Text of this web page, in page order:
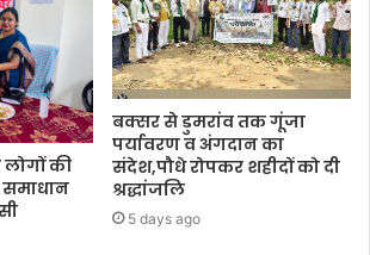
की
बक्सर से डुमरांव तक गूंजा
पर्यावरण व अंगदान का
संदेश,पौधे रोपकर शहीदों को दी
श्रद्धांजलि
5 days ago